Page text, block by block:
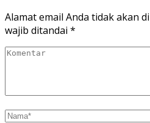
Alamat email Anda tidak akan
wajib ditandai *